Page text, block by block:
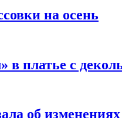
на осень
в платье с
об